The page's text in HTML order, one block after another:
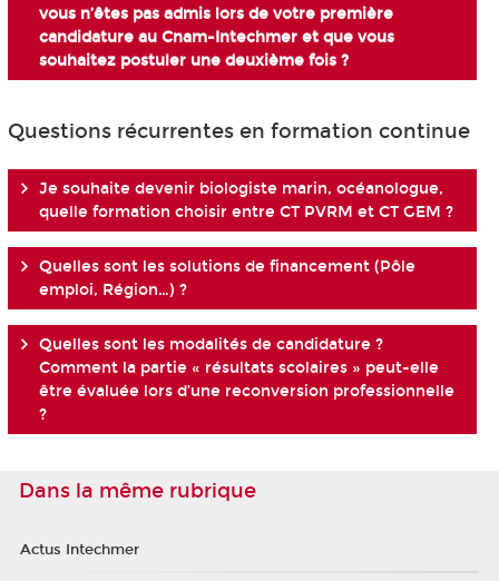
vous n’êtes pas admis lors de votre première
candidature au Cnam-Intechmer et que vous
souhaitez postuler une deuxième fois ?
Questions récurrentes en formation continue
Je souhaite devenir biologiste marin, océanologue,
quelle formation choisir entre CT PVRM et CT GEM ?
Quelles sont les solutions de financement (Pôle
emploi, Région…) ?
Quelles sont les modalités de candidature ?
Comment la partie « résultats scolaires » peut-elle
être évaluée lors d’une reconversion professionnelle
?
Dans la même rubrique
Actus Intechmer